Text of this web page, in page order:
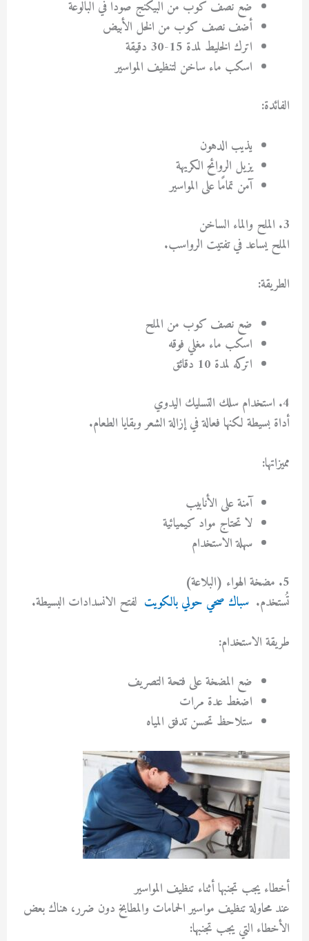
ضع نصف كوب من البيكنج صودا في البالوعة
أضف نصف كوب من الخل الأبيض
اترك الخليط لمدة 15-30 دقيقة
اسكب ماء ساخن لتنظيف المواسير
الفائدة:
يذيب الدهون
يزيل الروائح الكريهة
آمن تمامًا على المواسير
3. الملح والماء الساخن
الملح يساعد في تفتيت الرواسب.
الطريقة:
ضع نصف كوب من الملح
اسكب ماء مغلي فوقه
اتركه لمدة 10 دقائق
4. استخدام سلك التسليك اليدوي
أداة بسيطة لكنها فعالة في إزالة الشعر وبقايا الطعام.
مميزاتها:
آمنة على الأنابيب
لا تحتاج مواد كيميائية
سهلة الاستخدام
5. مضخة الهواء (البلاعة)
تُستخدم. سباك صحي حولي بالكويت لفتح الانسدادات البسيطة.
طريقة الاستخدام:
ضع المضخة على فتحة التصريف
اضغط عدة مرات
ستلاحظ تحسن تدفق المياه
أخطاء يجب تجنبها أثناء تنظيف المواسير
عند محاولةتنظيف مواسير الحمامات والمطابخ دون ضرر، هناك بعض
الأخطاء التي يجب تجنبها: